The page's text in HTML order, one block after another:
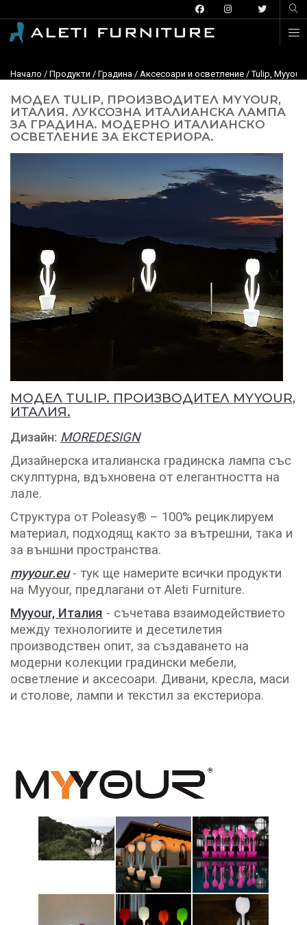
Начало / Продукти / Градина / Aксесоари и осветление / Tulip,
МОДЕЛ TULIP, ПРОИЗВОДИТЕЛ MYYOUR,
ИТАЛИЯ. ЛУКСОЗНА ИТАЛИАНСКА ЛАМПА
ЗА ГРАДИНА. МОДЕРНО ИТАЛИАНСКО
ОСВЕТЛЕНИЕ ЗА ЕКСТЕРИОРА.
МОДЕЛ TULIP. ПРОИЗВОДИТЕЛ MYYOUR,
ИТАЛИЯ.
Дизайн: MOREDESIGN
Дизайнерска италианска градинска лампа със
скулптурна, вдъхновена от елегантността на
лале.
Структура от Poleasy® – 100% рециклируем
материал, подходящ както за вътрешни, така и
за външни пространства.
myyour.eu- тук ще намерите всички продукти
на Myyour, предлагани от Aleti Furniture.
Myyour, Италия - съчетава взаимодействието
между технологиите и десетилетия
производствен опит, за създаването на
модерни колекции градински мебели,
осветление и аксесоари. Дивани, кресла, маси
и столове, лампи и текстил за екстериора.